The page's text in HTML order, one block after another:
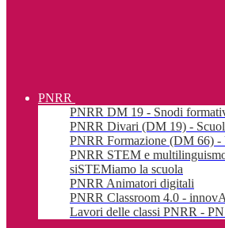
PNRR
PNRR DM 19 - Snodi
PNRR Divari (DM 19) -
PNRR Formazione (DM 66) -
PNRR STEM e
siSTEMiamo la scuola
PNRR Animatori digitali
PNRR Classroom 4.0 -
Lavori delle classi PNRR -